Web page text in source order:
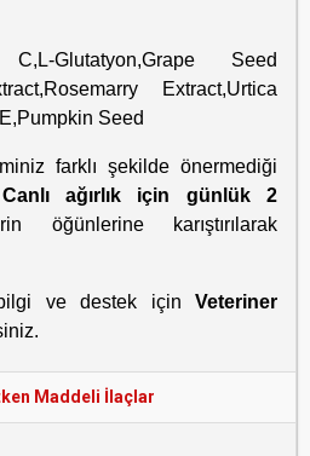
C,L-Glutatyon,Grape Seed
Extract,Urtica
Seed
farklı şekilde önermediği
ağırlık için günlük 2
öğünlerine karıştırılarak
ve destek için Veteriner
Maddeli İlaçlar